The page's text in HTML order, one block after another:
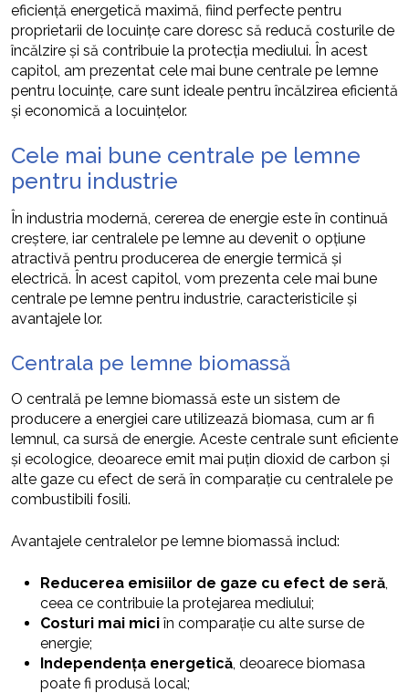
eficiență energetică maximă, fiind perfecte pentru
proprietarii de locuințe care doresc să reducă costurile de
încălzire și să contribuie la protecția mediului. În acest
capitol, am prezentat cele mai bune centrale pe lemne
pentru locuințe, care sunt ideale pentru încălzirea eficientă
și economică a locuințelor.
Cele mai bune centrale pe lemne
pentru industrie
În industria modernă, cererea de energie este în continuă
creștere, iar centralele pe lemne au devenit o opțiune
atractivă pentru producerea de energie termică și
electrică. În acest capitol, vom prezenta cele mai bune
centrale pe lemne pentru industrie, caracteristicile și
avantajele lor.
Centrala pe lemne biomassă
O centrală pe lemne biomassă este un sistem de
producere a energiei care utilizează biomasa, cum ar fi
lemnul, ca sursă de energie. Aceste centrale sunt eficiente
și ecologice, deoarece emit mai puțin dioxid de carbon și
alte gaze cu efect de seră în comparație cu centralele pe
combustibili fosili.
Avantajele centralelor pe lemne biomassă includ:
Reducerea emisiilor de gaze cu efect de seră,
ceea ce contribuie la protejarea mediului;
Costuri mai miciîn comparație cu alte surse de
energie;
Independența energetică, deoarece biomasa
poate fi produsă local;